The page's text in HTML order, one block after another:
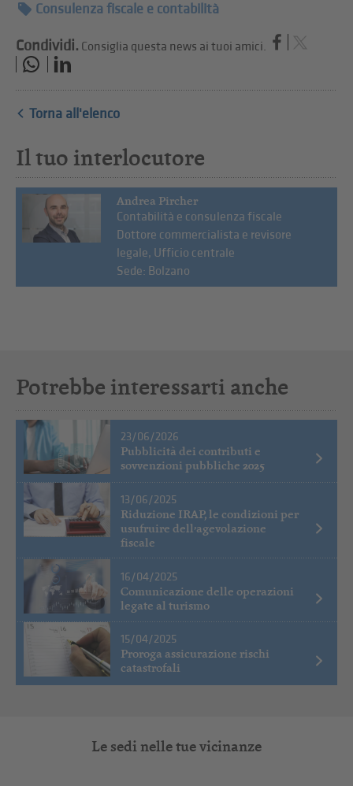
Consulenza fiscale e contabilità
Condividi. Consiglia questa news ai tuoi amici.
Torna all'elenco
Il tuo interlocutore
Andrea Pircher
Contabilità e consulenza fiscale
Dottore commercialista e revisore
legale, Ufficio centrale
Sede: Bolzano
Potrebbe interessarti anche
23/06/2026
Pubblicità dei contributi e
sovvenzioni pubbliche 2025
13/06/2025
Riduzione IRAP, le condizioni per
usufruire dell’agevolazione
fiscale
16/04/2025
Comunicazione delle operazioni
legate al turismo
15/04/2025
Proroga assicurazione rischi
catastrofali
Le sedi nelle tue vicinanze